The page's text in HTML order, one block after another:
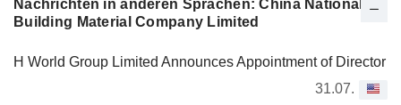
Nachrichten in anderen Sprachen: China National
Building Material Company Limited
H World Group Limited Announces Appointment of Director
31.07.